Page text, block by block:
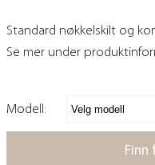
Standard nøkkelskilt og
Se mer under
Modell:
Finn